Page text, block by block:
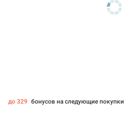
до 329 бонусов на следующие покупки